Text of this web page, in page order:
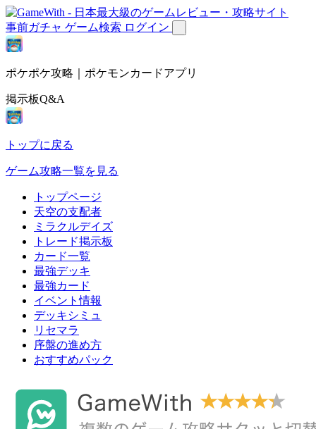
事前ガチャ ゲーム検索 ログイン
ポケポケ攻略｜ポケモンカードアプリ
掲示板Q&A
トップに戻る
ゲーム攻略一覧を見る
トップページ
天空の支配者
ミラクルデイズ
トレード掲示板
カード一覧
最強デッキ
最強カード
イベント情報
デッキシミュ
リセマラ
序盤の進め方
おすすめパック